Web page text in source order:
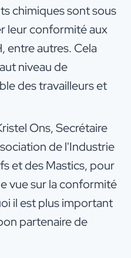
chimiques sont sous
leur conformité aux
entre autres. Cela
niveau de
des travailleurs et
Ons, Secrétaire
de l'Industrie
et des Mastics, pour
vue sur la conformité
il est plus important
partenaire de